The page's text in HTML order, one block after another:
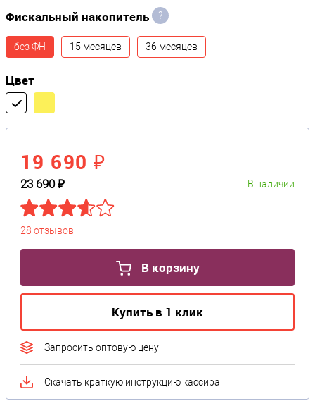
Фискальный накопитель ?
без ФН 15 месяцев 36 месяцев
Цвет
19 690 ₽
23 690 ₽ В наличии
28 отзывов
В корзину
Купить в 1 клик
Запросить оптовую цену
Скачать краткую инструкцию кассира